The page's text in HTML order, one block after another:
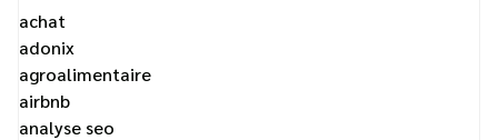
achat
adonix
agroalimentaire
airbnb
analyse seo